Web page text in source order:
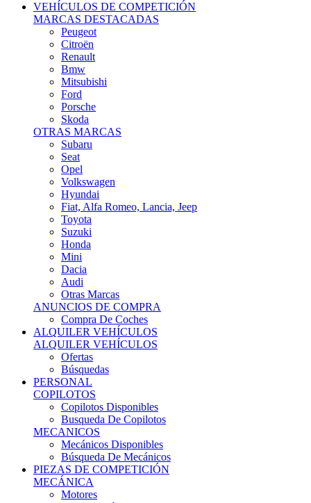
VEHÍCULOS DE COMPETICIÓN
MARCAS DESTACADAS
Peugeot
Citroën
Renault
Bmw
Mitsubishi
Ford
Porsche
Skoda
OTRAS MARCAS
Subaru
Seat
Opel
Volkswagen
Hyundai
Fiat, Alfa Romeo, Lancia, Jeep
Toyota
Suzuki
Honda
Mini
Dacia
Audi
Otras Marcas
ANUNCIOS DE COMPRA
Compra De Coches
ALQUILER VEHÍCULOS
ALQUILER VEHÍCULOS
Ofertas
Búsquedas
PERSONAL
COPILOTOS
Copilotos Disponibles
Busqueda De Copilotos
MECANICOS
Mecánicos Disponibles
Búsqueda De Mecánicos
PIEZAS DE COMPETICIÓN
MECÁNICA
Motores